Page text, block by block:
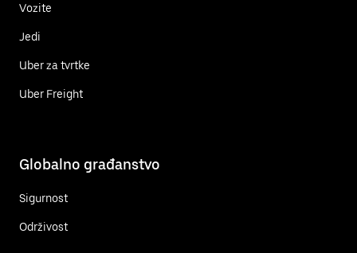
Vozite
Jedi
Uber za tvrtke
Uber Freight
Globalno građanstvo
Sigurnost
Održivost